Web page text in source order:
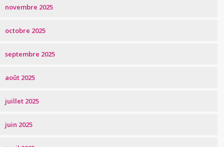
novembre 2025
octobre 2025
septembre 2025
août 2025
juillet 2025
juin 2025